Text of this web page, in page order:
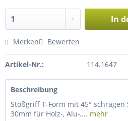
In
Merken Bewerten
Artikel-Nr.: 114.1647
Beschreibung
Stoßgriff T-Form mit 45°
30mm für Holz-, Alu-,... mehr